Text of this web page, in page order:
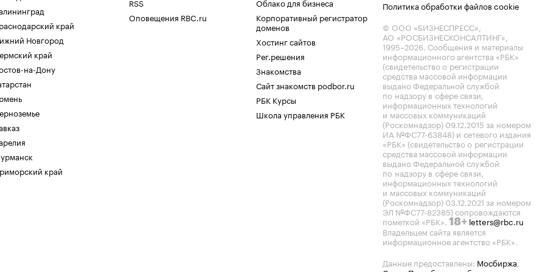
край
Новгород
край
на-Дону
край
RSS
Оповещения RBC.ru
Облако для бизнеса
Корпоративный регистратор
доменов
Хостинг сайтов
Рег.решения
Знакомства
Сайт знакомств podbor.ru
РБК Курсы
Школа управления РБК
Политика обработки файлов cookie
© ООО «БИЗНЕСПРЕСС»,
АО «РОСБИЗНЕСКОНСАЛТИНГ»,
1995–2026. Сообщения и материалы
информационного агентства «РБК»
(свидетельство о регистрации
средства массовой информации
выдано Федеральной службой
по надзору в сфере связи,
информационных технологий
и массовых коммуникаций
(Роскомнадзор) 09.12.2015 за номером
ИА №ФС77-63848) и сетевого издания
«РБК» (свидетельство о регистрации
средства массовой информации
выдано Федеральной службой
по надзору в сфере связи,
информационных технологий
и массовых коммуникаций
(Роскомнадзор) 03.12.2021 за номером
ЭЛ №ФС77-82385) сопровождаются
пометкой «РБК». 18+ letters@rbc.ru
Владельцем сайта является
информационное агентство «РБК».
Данные предоставлены: Мосбиржа,